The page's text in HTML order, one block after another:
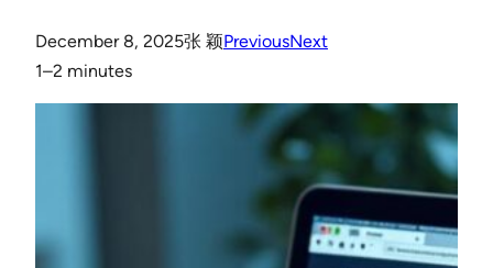
December 8, 2025张 颖PreviousNext
1–2 minutes